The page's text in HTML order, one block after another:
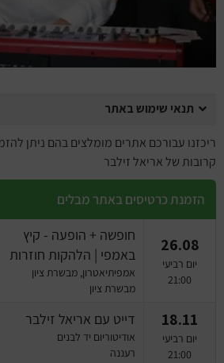
תנאי שימוש באתר
ריכזנו עבורכם אתרים מומלצים בהם ניתן
קרובות של אריאל זילבר
הזמנת כרטיסים באתר מבלים
26.08
יום רביעי
21:00
חופשה + הופעה - קיץ
באמפי | הלהקות חוזרות
אמפיתיאטרון, מבשרת ציון
מבשרת ציון
18.11
יום רביעי
21:00
דייט עם אריאל זילבר
אודיטוריום יד לבנים
רעננה